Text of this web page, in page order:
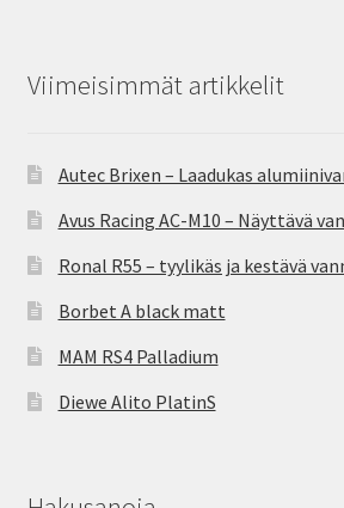
Viimeisimmät artikkelit
Autec Brixen – Laadukas
Avus Racing AC-M10 – Näyttävä
Ronal R55 – tyylikäs ja kestävä
Borbet A black matt
MAM RS4 Palladium
Diewe Alito PlatinS